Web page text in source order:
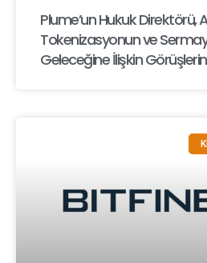
Plume’un Hukuk Direktörü,
Tokenizasyonun ve
Geleceğine İlişkin